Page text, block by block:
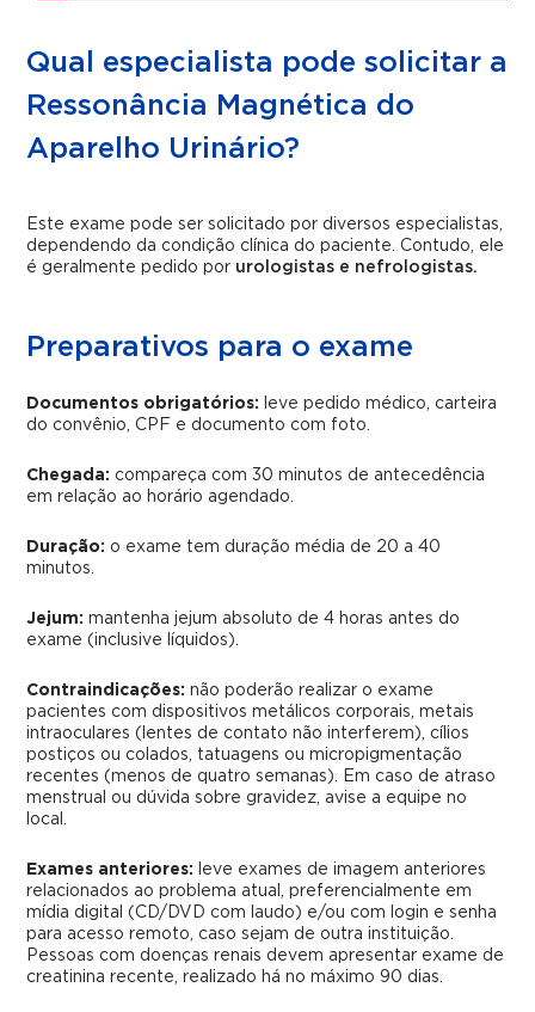
Qual especialista pode solicitar a
Ressonância Magnética do
Aparelho Urinário?
Este exame pode ser solicitado por diversos especialistas,
dependendo da condição clínica do paciente. Contudo, ele
é geralmente pedido por urologistas e nefrologistas.
Preparativos para o exame
Documentos obrigatórios:
leve pedido médico, carteira
do convênio, CPF e documento com foto.
Chegada: compareça com 30 minutos de antecedência
em relação ao horário agendado.
Duração: o exame tem duração média de 20 a 40
minutos.
Jejum: mantenha jejum absoluto de 4 horas antes do
exame (inclusive líquidos).
Contraindicações: não poderão realizar o exame
pacientes com dispositivos metálicos corporais, metais
intraoculares (lentes de contato não interferem), cílios
postiços ou colados, tatuagens ou micropigmentação
recentes (menos de quatro semanas). Em caso de atraso
menstrual ou dúvida sobre gravidez, avise a equipe no
local.
Exames anteriores:
leve exames de imagem anteriores
relacionados ao problema atual, preferencialmente em
mídia digital (CD/DVD com laudo) e/ou com login e senha
para acesso remoto, caso sejam de outra instituição.
Pessoas com doenças renais devem apresentar exame de
creatinina recente, realizado há no máximo 90 dias.